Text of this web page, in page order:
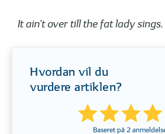
It ain’t over till the fat lady sings.
Hvordan vil du
vurdere artiklen?
Baseret på 2